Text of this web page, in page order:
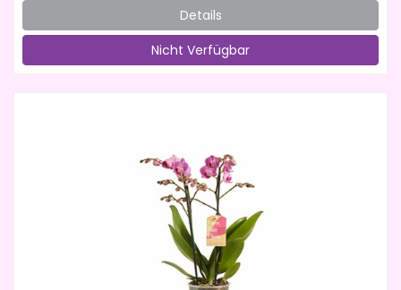
Details
Nicht Verfügbar